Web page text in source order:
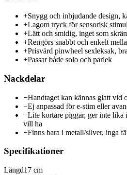
+Snygg och inbjudande design,
+Lagom tryck för sensorisk
+Lätt och smidig, inget som
+Rengörs snabbt och enkelt
+Prisvärd pinwheel sexleksak,
+Passar både solo och parlek
Nackdelar
−Handtaget kan kännas glatt vid
−Ej anpassad för e-stim eller
−Lite kortare piggar, ger inte lika
vill ha
−Finns bara i metall/silver, inga
Specifikationer
Längd17 cm